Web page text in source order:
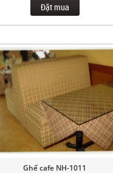
Đặt mua
Ghế cafe NH-1011